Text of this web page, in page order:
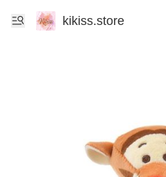
kikiss.store